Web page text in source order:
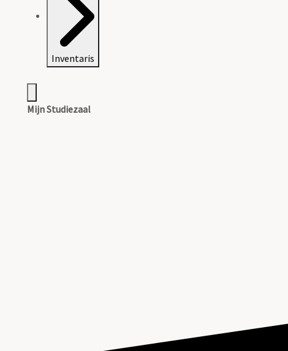
Inventaris
Mijn Studiezaal